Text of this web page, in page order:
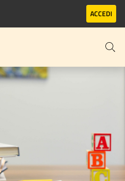
ACCEDI